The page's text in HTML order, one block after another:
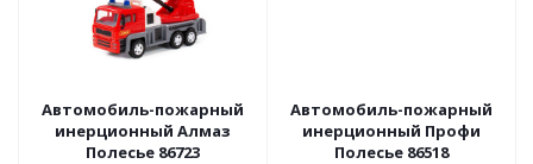
Автомобиль-пожарный
инерционный Алмаз
Полесье 86723
Автомобиль-пожарный
инерционный Профи
Полесье 86518